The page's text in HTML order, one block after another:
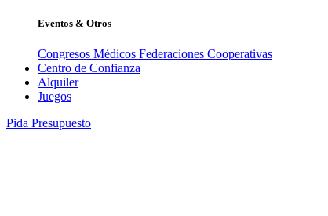
Eventos & Otros
Congresos Médicos Federaciones Cooperativas
Centro de Confianza
Alquiler
Juegos
Pida Presupuesto